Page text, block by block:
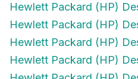
Hewlett Packard (HP)
Hewlett Packard (HP)
Hewlett Packard (HP)
Hewlett Packard (HP)